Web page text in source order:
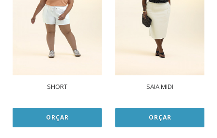
SHORT
ORÇAR
SAIA MIDI
ORÇAR